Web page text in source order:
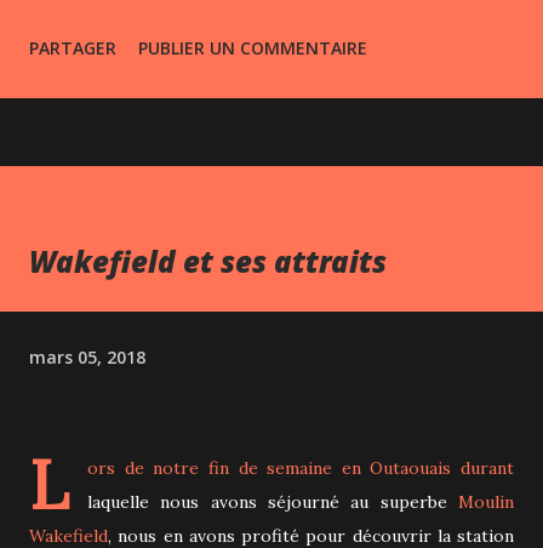
PARTAGER PUBLIER UN COMMENTAIRE
Wakefield et ses attraits
mars 05, 2018
L
ors de notre fin de semaine en Outaouais durant
laquelle nous avons séjourné au superbe Moulin
Wakefield, nous en avons profité pour découvrir la station